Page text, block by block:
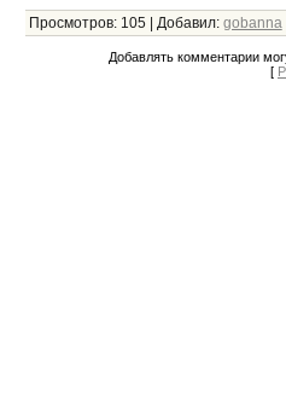
Просмотров: 105| Добавил: gobanna
Добавлять комментарии
[